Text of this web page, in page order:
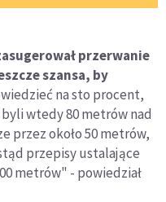
przerwanie
szansa, by
na sto procent,
byli wtedy 80 metrów nad
przez około 50 metrów,
przepisy ustalające
metrów" - powiedział